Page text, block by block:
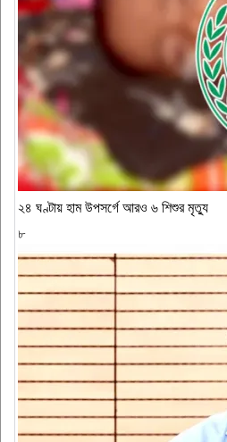
২৪ ঘণ্টায় হাম উপসর্গে আরও ৬ শিশুর মৃত্যু
৮